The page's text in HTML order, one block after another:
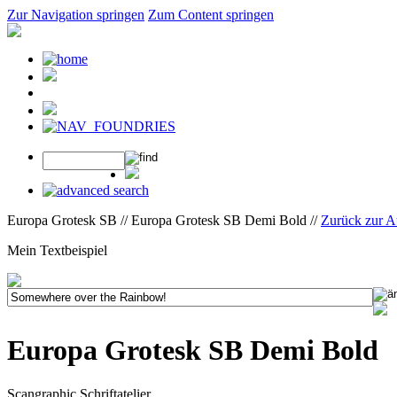
Zur Navigation springen Zum Content springen
Europa Grotesk SB // Europa Grotesk SB Demi Bold // Zurück zur
Mein Textbeispiel
Europa Grotesk SB Demi Bold
Scangraphic Schriftatelier